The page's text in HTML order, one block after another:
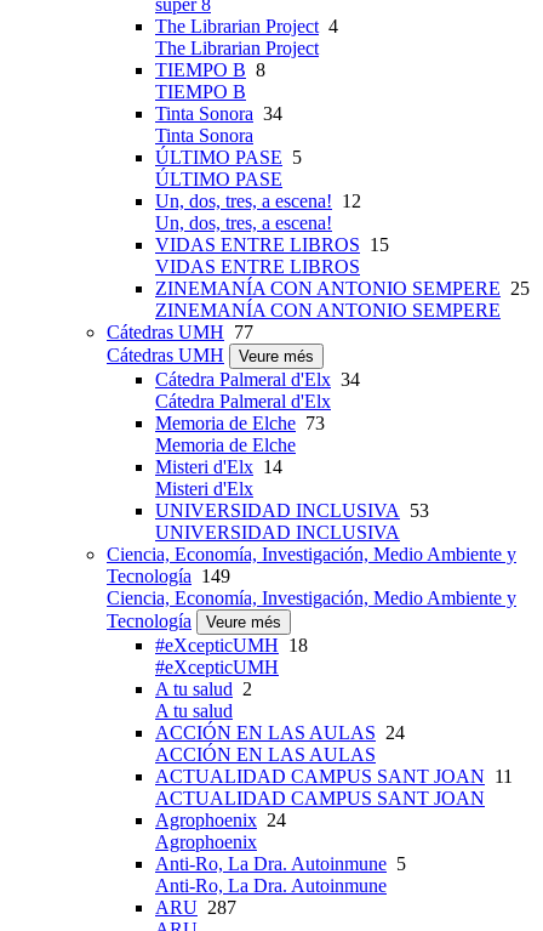
super 8
The Librarian Project4
The Librarian Project
TIEMPO B 8
TIEMPO B
Tinta Sonora 34
Tinta Sonora
ÚLTIMO PASE 5
ÚLTIMO PASE
Un, dos, tres, a escena! 12
Un, dos, tres, a escena!
VIDAS ENTRE LIBROS 15
VIDAS ENTRE LIBROS
ZINEMANÍA CON ANTONIO SEMPERE 25
ZINEMANÍA CON ANTONIO SEMPERE
Cátedras UMH 77
Cátedras UMH
Veure més
Cátedra Palmeral d'Elx 34
Cátedra Palmeral d'Elx
Memoria de Elche 73
Memoria de Elche
Misteri d'Elx 14
Misteri d'Elx
UNIVERSIDAD INCLUSIVA 53
UNIVERSIDAD INCLUSIVA
Ciencia, Economía, Investigación, Medio Ambiente y
Tecnología 149
Ciencia, Economía, Investigación, Medio Ambiente y
Tecnología
Veure més
#eXcepticUMH 18
#eXcepticUMH
A tu salud 2
A tu salud
ACCIÓN EN LAS AULAS 24
ACCIÓN EN LAS AULAS
ACTUALIDAD CAMPUS SANT JOAN 11
ACTUALIDAD CAMPUS SANT JOAN
Agrophoenix 24
Agrophoenix
Anti-Ro, La Dra. Autoinmune 5
Anti-Ro, La Dra. Autoinmune
ARU 287